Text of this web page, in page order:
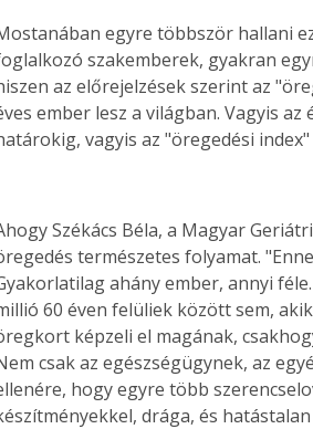
egyre többször hallani
szakemberek, gyakran
az előrejelzések szerint az
ember lesz a világban. Vagyis
vagyis az "öregedési
Székács Béla, a Magyar
természetes folyamat.
ahány ember, annyi
60 éven felüliek között sem,
képzeli el magának,
csak az egészségügynek, az
hogy egyre több
drága, és